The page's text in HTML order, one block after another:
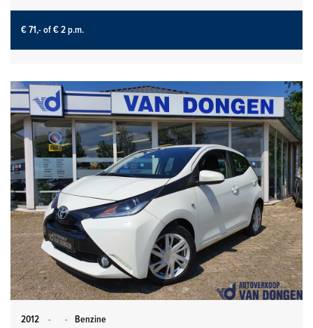
€ 71,-of € 2 p.m.
2012 - - Benzine